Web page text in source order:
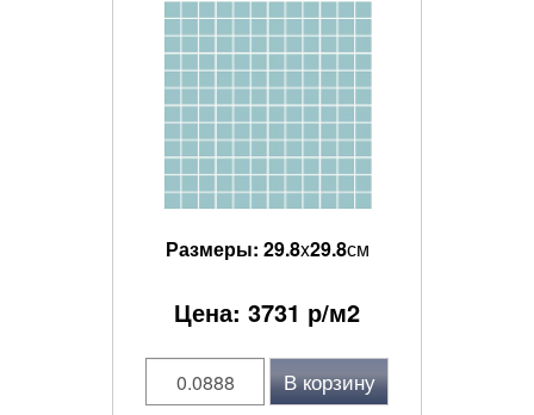
Размеры: 29.8x29.8см
Цена: 3731 р/м2
В корзину